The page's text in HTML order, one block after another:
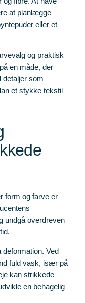
at planlægge
eller et
og praktisk
en måde, der
detaljer som
et stykke tekstil
form og farve er
undgå overdreven
Ved
fuld vask, især på
kan strikkede
en behagelig